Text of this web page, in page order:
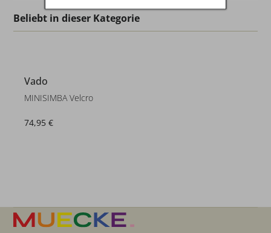
Beliebt in dieser Kategorie
Vado
MINISIMBA Velcro
74,95 €